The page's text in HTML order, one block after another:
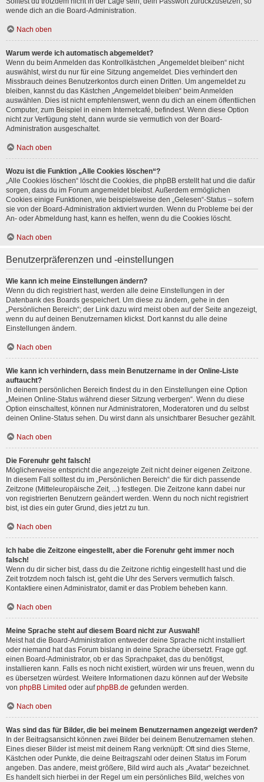
wende dich an die Board-Administration.
Nach oben
Warum werde ich automatisch abgemeldet?
Wenn du beim Anmelden das Kontrollkästchen „Angemeldet bleiben“ nicht
auswählst, wirst du nur für eine Sitzung angemeldet. Dies verhindert den
Missbrauch deines Benutzerkontos durch einen Dritten. Um angemeldet zu
bleiben, kannst du das Kästchen „Angemeldet bleiben“ beim Anmelden
auswählen. Dies ist nicht empfehlenswert, wenn du dich an einem öffentlichen
Computer, zum Beispiel in einem Internetcafé, befindest. Wenn diese Option
nicht zur Verfügung steht, dann wurde sie vermutlich von der Board-
Administration ausgeschaltet.
Nach oben
Wozu ist die Funktion „Alle Cookies löschen“?
„Alle Cookies löschen“ löscht die Cookies, die phpBB erstellt hat und die dafür
sorgen, dass du im Forum angemeldet bleibst. Außerdem ermöglichen
Cookies einige Funktionen, wie beispielsweise den „Gelesen“-Status – sofern
sie von der Board-Administration aktiviert wurden. Wenn du Probleme bei der
An- oder Abmeldung hast, kann es helfen, wenn du die Cookies löscht.
Nach oben
Benutzerpräferenzen und -einstellungen
Wie kann ich meine Einstellungen ändern?
Wenn du dich registriert hast, werden alle deine Einstellungen in der
Datenbank des Boards gespeichert. Um diese zu ändern, gehe in den
„Persönlichen Bereich“; der Link dazu wird meist oben auf der Seite angezeigt,
wenn du auf deinen Benutzernamen klickst. Dort kannst du alle deine
Einstellungen ändern.
Nach oben
Wie kann ich verhindern, dass mein Benutzername in der Online-Liste
auftaucht?
In deinem persönlichen Bereich findest du in den Einstellungen eine Option
„Meinen Online-Status während dieser Sitzung verbergen“. Wenn du diese
Option einschaltest, können nur Administratoren, Moderatoren und du selbst
deinen Online-Status sehen. Du wirst dann als unsichtbarer Besucher gezählt.
Nach oben
Die Forenuhr geht falsch!
Möglicherweise entspricht die angezeigte Zeit nicht deiner eigenen Zeitzone.
In diesem Fall solltest du im „Persönlichen Bereich“ die für dich passende
Zeitzone (Mitteleuropäische Zeit, ...) festlegen. Die Zeitzone kann dabei nur
von registrierten Benutzern geändert werden. Wenn du noch nicht registriert
bist, ist dies ein guter Grund, dies jetzt zu tun.
Nach oben
Ich habe die Zeitzone eingestellt, aber die Forenuhr geht immer noch
falsch!
Wenn du dir sicher bist, dass du die Zeitzone richtig eingestellt hast und die
Zeit trotzdem noch falsch ist, geht die Uhr des Servers vermutlich falsch.
Kontaktiere einen Administrator, damit er das Problem beheben kann.
Nach oben
Meine Sprache steht auf diesem Board nicht zur Auswahl!
Meist hat die Board-Administration entweder deine Sprache nicht installiert
oder niemand hat das Forum bislang in deine Sprache übersetzt. Frage ggf.
einen Board-Administrator, ob er das Sprachpaket, das du benötigst,
installieren kann. Falls es noch nicht existiert, würden wir uns freuen, wenn du
es übersetzen würdest. Weitere Informationen dazu können auf der Website
von phpBB Limited oder aufphpBB.de gefunden werden.
Nach oben
Was sind das für Bilder, die bei meinem Benutzernamen angezeigt werden?
In der Beitragsansicht können zwei Bilder bei deinem Benutzernamen stehen.
Eines dieser Bilder ist meist mit deinem Rang verknüpft: Oft sind dies Sterne,
Kästchen oder Punkte, die deine Beitragszahl oder deinen Status im Forum
angeben. Das andere, meist größere, Bild wird auch als „Avatar“ bezeichnet.
Es handelt sich hierbei in der Regel um ein persönliches Bild, welches von